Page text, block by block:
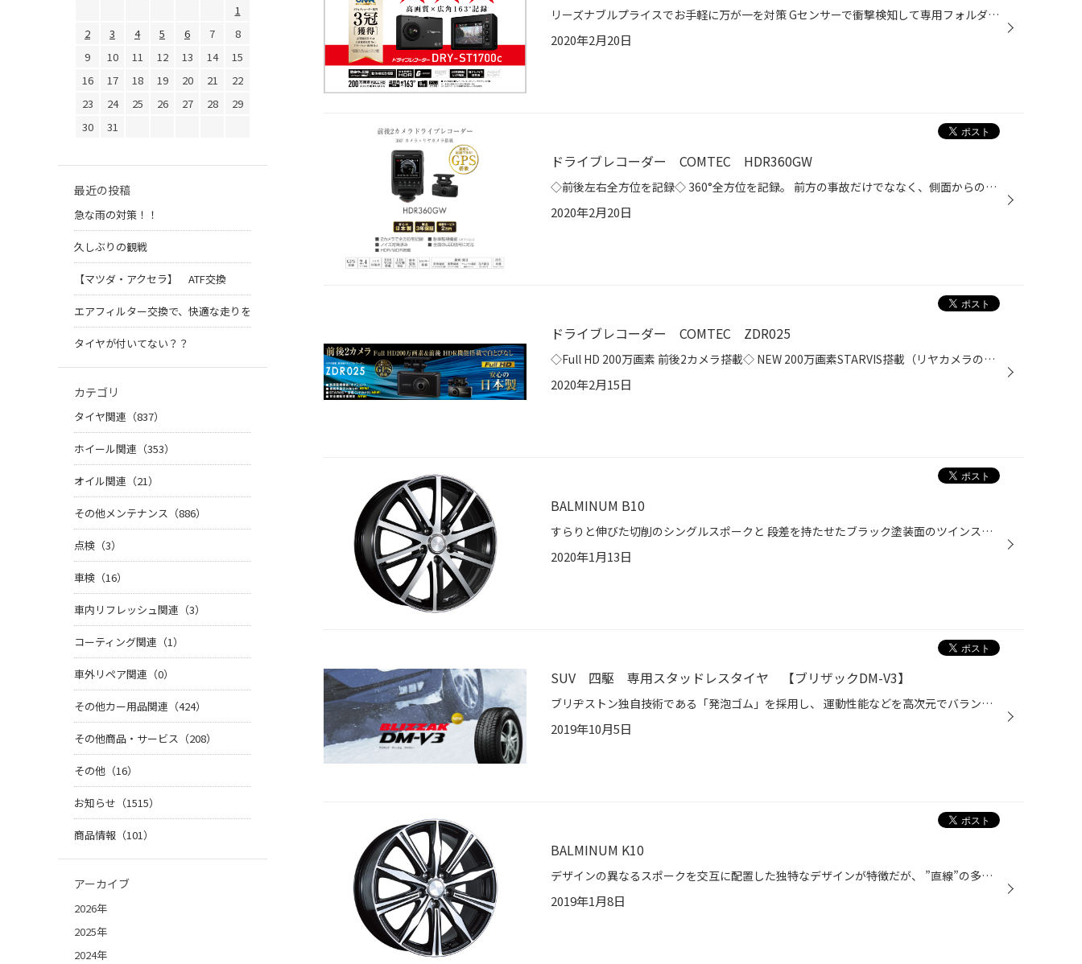
リーズナブルプライスでお手軽に万が一を対策 Gセンサーで衝撃検知して専用フォルダに記録！ 駐車中も安心の駐車中監視機能搭載！
2020年2月20日
ドライブレコーダー COMTEC HDR360GW
◇前後左右全方位を記録◇ 360°全方位を記録。 前方の事故だけでななく、側面からの幅寄せや後方からの追突、あおり運転などの映像も記録可能。 ◇垂直視野角も240°の広視野角◇ 垂直方向の視野角も180°以上。 多くの360°ドライブレコーダーでは映りにくかった信号機もしっかり記録。 ◇後方もしっかり記...
2020年2月20日
ドライブレコーダー COMTEC ZDR025
◇Full HD 200万画素 前後2カメラ搭載◇ NEW 200万画素STARVIS搭載（リヤカメラのみ搭載）、前後2カメラにより走行時、駐車監視中も前方/後方を録画。 前方/後方の録画映像は本体の液晶画面、パソコンで確認が可能です。 ※取付する際は、フロントカメラとリヤカメラを付属のカメラケーブルで接続する...
2020年2月15日
BALMINUM B10
すらりと伸びた切削のシングルスポークと 段差を持たせたブラック塗装面のツインスポークを交互に配することにより、 シンプルでありながらも奥行き感のあるスタイリッシュなデザインを表現。
2020年1月13日
SUV 四駆 専用スタッドレスタイヤ 【ブリザックDM-V3】
ブリヂストン独自技術である「発泡ゴム」を採用し、 運動性能などを高次元でバランスさせた冬タイヤ専用のブランドとして、1988年の発売以来、多くのお客様にご好評いただいてきました。 今回発売する「BLIZZAK DM-V3」は、SUV／4×4専用のスタッドレスタイヤとして「BLIZZAK」ブランドの特長である...
2019年10月5日
BALMINUM K10
デザインの異なるスポークを交互に配置した独特なデザインが特徴だが、 ”直線”の多さが全体をスッキリとした印象に仕上げる。 シルバーのキャップから伸びる菱形をイメージしたメインスポークが存在感を放つ。
2019年1月8日
1
2
3 4 5 6 7
8
9
10 11 12 13 14
15
16
17 18 19 20 21
22
23
24 25 26 27 28
29
30
31
最近の投稿
急な雨の対策！！
久しぶりの観戦
【マツダ・アクセラ】 ATF交換
エアフィルター交換で、快適な走りを
タイヤが付いてない？？
カテゴリ
タイヤ関連（837）
ホイール関連（353）
オイル関連（21）
その他メンテナンス（886）
点検（3）
車検（16）
車内リフレッシュ関連（3）
コーティング関連（1）
車外リペア関連（0）
その他カー用品関連（424）
その他商品・サービス（208）
その他（16）
お知らせ（1515）
商品情報（101）
アーカイブ
2026年
2025年
2024年